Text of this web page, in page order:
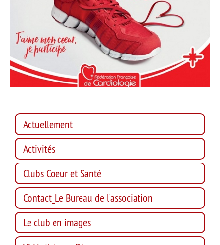
Actuellement
Activités
Clubs Coeur et Santé
Contact_Le Bureau de l’association
Le club en images